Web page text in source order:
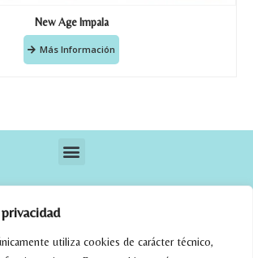
utiliza cookies de carácter técnico,
New Age Impala
Más Información